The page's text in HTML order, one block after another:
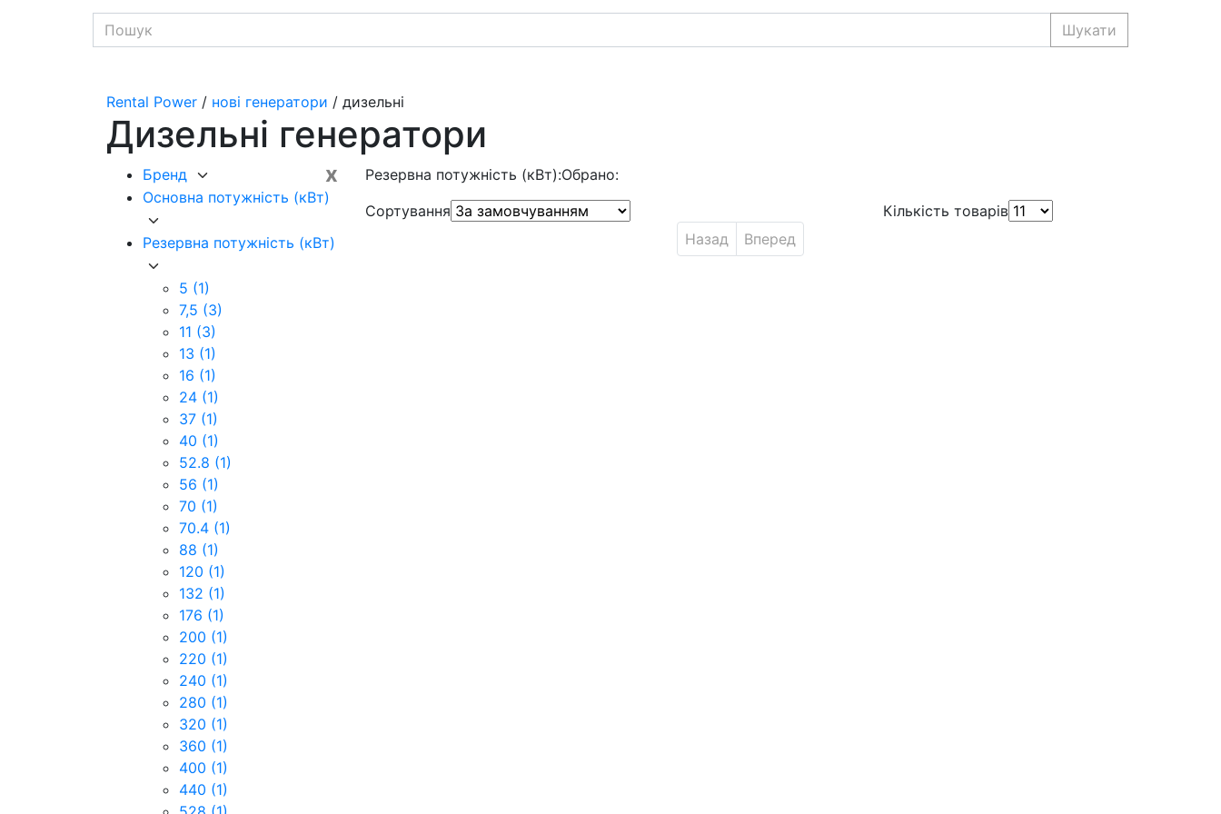
Шукати
Rental Power / нові генератори / дизельні
Дизельні генератори
x
Бренд
Основна потужність (кВт)
Резервна потужність (кВт)
5 (1)
7,5 (3)
11 (3)
13 (1)
16 (1)
24 (1)
37 (1)
40 (1)
52.8 (1)
56 (1)
70 (1)
70.4 (1)
88 (1)
120 (1)
132 (1)
176 (1)
200 (1)
220 (1)
240 (1)
280 (1)
320 (1)
360 (1)
400 (1)
440 (1)
Резервна потужність (кВт):Обрано:
Сортування
Кількість товарів
Назад
Вперед